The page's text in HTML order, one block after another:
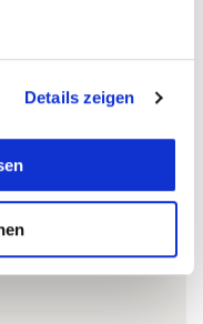
Details zeigen
mit über
durch